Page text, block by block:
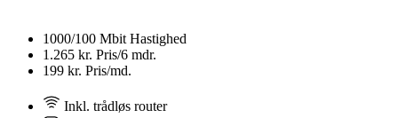
1000/100 Mbit Hastighed
1.265 kr. Pris/6 mdr.
199 kr. Pris/md.
Inkl. trådløs router